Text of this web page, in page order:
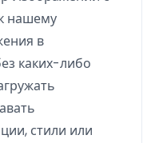
нашему
в
каких-либо
стили или